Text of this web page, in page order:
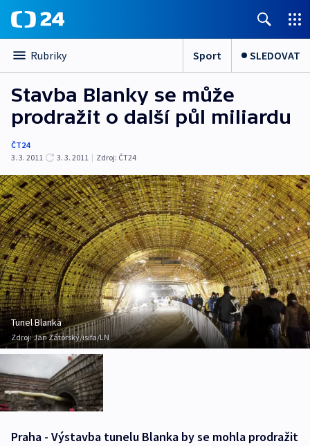
Rubriky Sport SLEDOVAT
Stavba Blanky se může
prodražit o další půl miliardu
ČT24
3. 3. 2011
3. 3. 2011 | Zdroj: ČT24
Tunel Blanka
Zdroj:Jan Zátorský/isifa/LN
Praha - Výstavba tunelu Blanka by se mohla prodražit